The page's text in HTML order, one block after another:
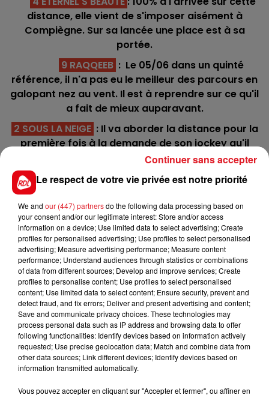
distance, elle vient de s'imposer aisément à
Compiègne. Sur sa lancée une place est à sa
portée.
9 RAQQEEB : Le 05/06 dans un quinté
référence, il n'a pas eu le meilleur des parcours en
galopant nez au vent. Il est à reprendre sur ce qu'il
a fait de mieux auparavant.
2 SOUS LA NEIGE : Il va aborder la distance pour la
première fois à la demande de son jockey qu'il
reprendra dans cette épreuve. Cela peut être une
belle surprise au poteau.
10 AL AMMEED
tout de suite pris ses marques sur notre sol. Pour
son premier handicap, une méfiance est de mise.
En direct des pistes :
FILS D'ACTUS
Le respect de votre vie privée est notre priorité
We and our (447) partnersdo the following data processing based on
your consent and/or our legitimate interest: Store and/or access
information on a device; Use limited data to select advertising; Create
profiles for personalised advertising; Use profiles to select personalised
advertising; Measure advertising performance; Measure content
performance; Understand audiences through statistics or combinations
of data from different sources; Develop and improve services; Create
profiles to personalise content; Use profiles to select personalised
content; Use limited data to select content; Ensure security, prevent and
detect fraud, and fix errors; Deliver and present advertising and content;
Save and communicate privacy choices. These technologies may
process personal data such as IP address and browsing data to offer
following functionalities: Identify devices based on information actively
requested; Use precise geolocation data; Match and combine data from
other data sources; Link different devices; Identify devices based on
information transmitted automatically.
Vous pouvez accepter en cliquant sur "Accepter et fermer", ou affiner en
Continuer sans accepter